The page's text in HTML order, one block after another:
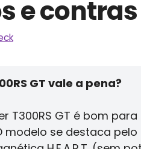
e contras
GT vale a pena?
T300RS GT é bom
modelo se destaca